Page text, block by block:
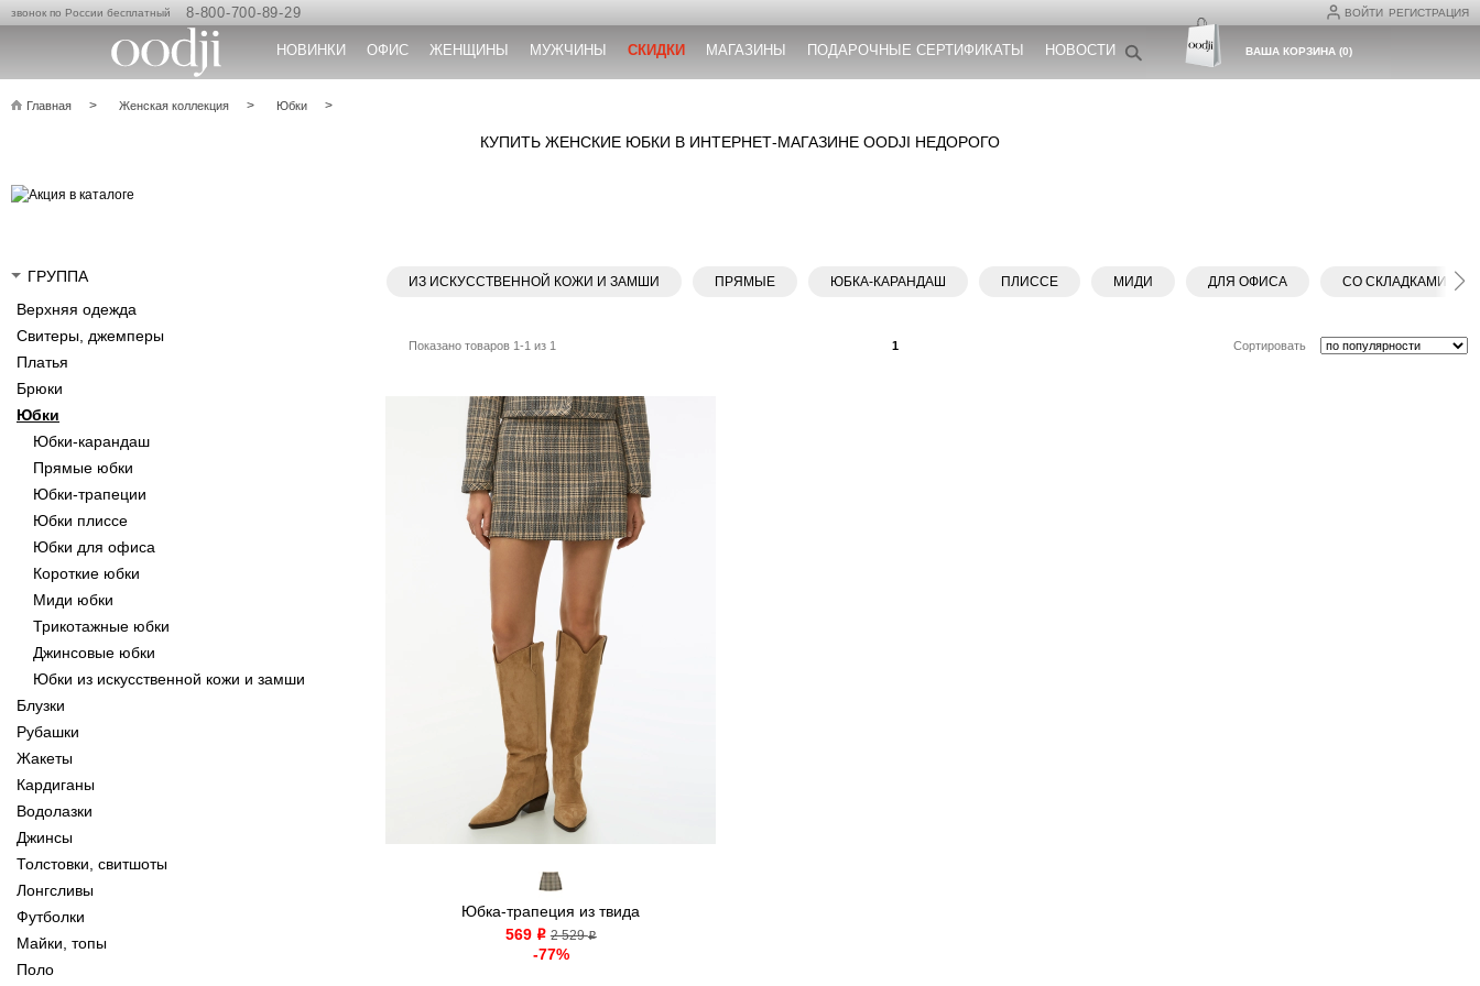
ВОЙТИ РЕГИСТРАЦИЯ
звонок по России бесплатный 8-800-700-89-29
НОВИНКИ ОФИС ЖЕНЩИНЫ МУЖЧИНЫ СКИДКИ МАГАЗИНЫ ПОДАРОЧНЫЕ СЕРТИФИКАТЫ НОВОСТИ ВАША КОРЗИНА(0)
Главная Женская коллекция Юбки
КУПИТЬ ЖЕНСКИЕ ЮБКИ В ИНТЕРНЕТ-МАГАЗИНЕ OODJI НЕДОРОГО
ГРУППА
Верхняя одежда
Свитеры, джемперы
Платья
Брюки
Юбки
Юбки-карандаш
Прямые юбки
Юбки-трапеции
Юбки плиссе
Юбки для офиса
Короткие юбки
Миди юбки
Трикотажные юбки
Джинсовые юбки
Юбки из искусственной кожи и замши
Блузки
Рубашки
Жакеты
Кардиганы
Водолазки
Джинсы
Толстовки, свитшоты
Лонгсливы
Футболки
Майки, топы
Поло
ИЗ ИСКУССТВЕННОЙ КОЖИ И ЗАМШИ ПРЯМЫЕ ЮБКА-КАРАНДАШ ПЛИССЕ МИДИ ДЛЯ ОФИСА СО СКЛАДКАМИ
Показано товаров 1-1 из 1 1 Сортировать
Юбка-трапеция из твида
569 o 2 529o
-77%